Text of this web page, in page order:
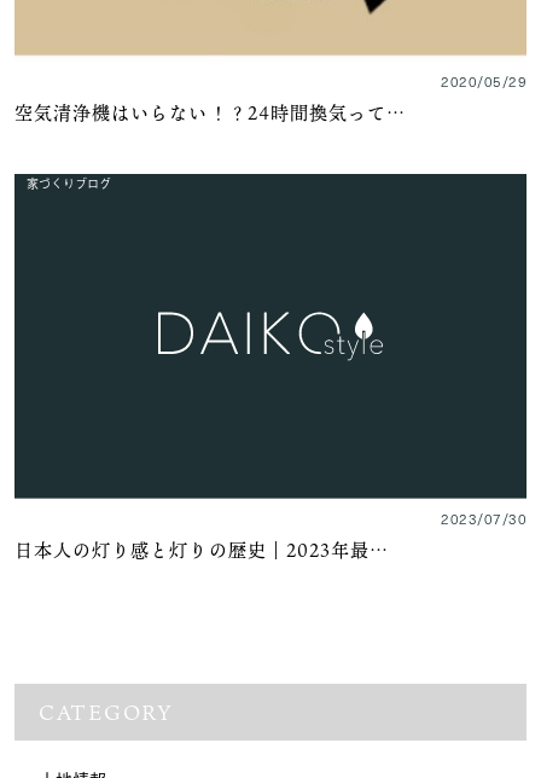
2020/05/29
空気清浄機はいらない！？24時間換気って…
家づくりブログ
2023/07/30
日本人の灯り感と灯りの歴史｜2023年最…
CATEGORY